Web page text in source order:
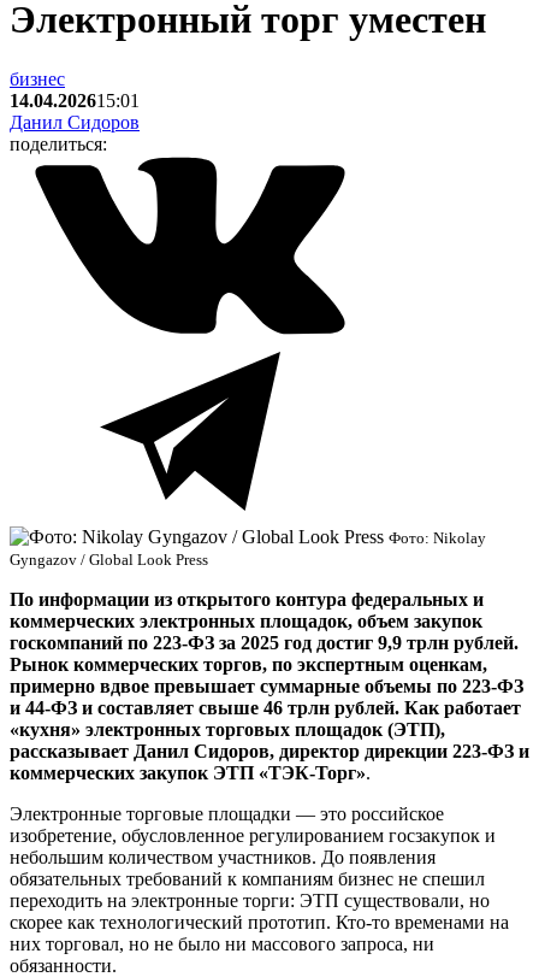
Электронный торг уместен
бизнес
14.04.202615:01
Данил Сидоров
поделиться:
Фото: Nikolay
Gyngazov / Global Look Press
По информации из открытого контура федеральных и
коммерческих электронных площадок, объем закупок
госкомпаний по 223-ФЗ за 2025 год достиг 9,9 трлн рублей.
Рынок коммерческих торгов, по экспертным оценкам,
примерно вдвое превышает суммарные объемы по 223-ФЗ
и 44-ФЗ и составляет свыше 46 трлн рублей. Как работает
«кухня» электронных торговых площадок (ЭТП),
рассказывает Данил Сидоров, директор дирекции 223-ФЗ и
коммерческих закупок ЭТП «ТЭК-Торг».
Электронные торговые площадки — это российское
изобретение, обусловленное регулированием госзакупок и
небольшим количеством участников. До появления
обязательных требований к компаниям бизнес не спешил
переходить на электронные торги: ЭТП существовали, но
скорее как технологический прототип. Кто-то временами на
них торговал, но не было ни массового запроса, ни
обязанности.